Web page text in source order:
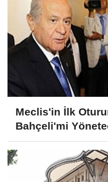
Meclis'in İlk
Bahçeli'mi